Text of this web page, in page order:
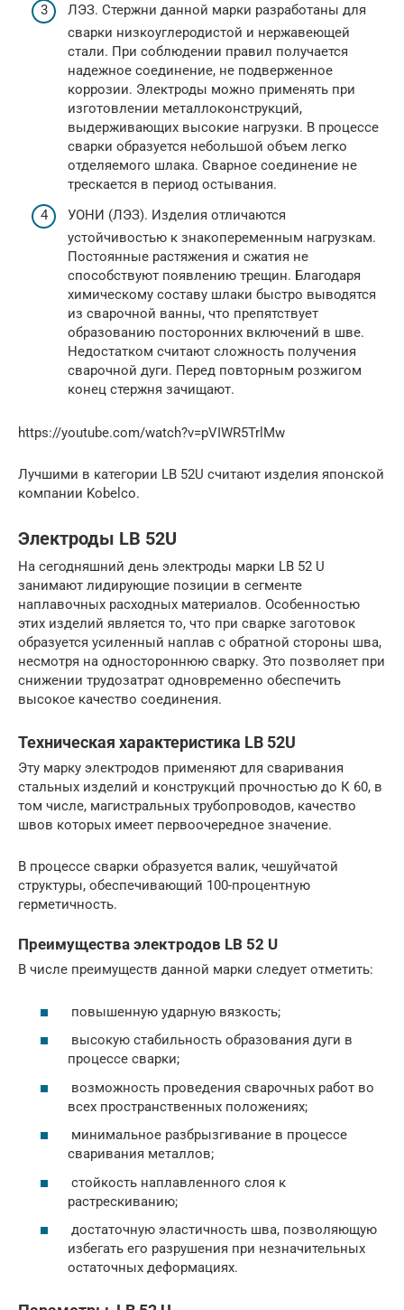
ЛЭЗ. Стержни данной марки разработаны для
сварки низкоуглеродистой и нержавеющей
стали. При соблюдении правил получается
надежное соединение, не подверженное
коррозии. Электроды можно применять при
изготовлении металлоконструкций,
выдерживающих высокие нагрузки. В процессе
сварки образуется небольшой объем легко
отделяемого шлака. Сварное соединение не
трескается в период остывания.
УОНИ (ЛЭЗ). Изделия отличаются
устойчивостью к знакопеременным нагрузкам.
Постоянные растяжения и сжатия не
способствуют появлению трещин. Благодаря
химическому составу шлаки быстро выводятся
из сварочной ванны, что препятствует
образованию посторонних включений в шве.
Недостатком считают сложность получения
сварочной дуги. Перед повторным розжигом
конец стержня зачищают.
https://youtube.com/watch?v=pVIWR5TrlMw
Лучшими в категории LB 52U считают изделия японской
компании Kobelco.
Электроды LB 52U
На сегодняшний день электроды марки LB 52 U
занимают лидирующие позиции в сегменте
наплавочных расходных материалов. Особенностью
этих изделий является то, что при сварке заготовок
образуется усиленный наплав с обратной стороны шва,
несмотря на одностороннюю сварку. Это позволяет при
снижении трудозатрат одновременно обеспечить
высокое качество соединения.
Техническая характеристика LB 52U
Эту марку электродов применяют для сваривания
стальных изделий и конструкций прочностью до К 60, в
том числе, магистральных трубопроводов, качество
швов которых имеет первоочередное значение.
В процессе сварки образуется валик, чешуйчатой
структуры, обеспечивающий 100-процентную
герметичность.
Преимущества электродов LB 52 U
В числе преимуществ данной марки следует отметить:
повышенную ударную вязкость;
высокую стабильность образования дуги в
процессе сварки;
возможность проведения сварочных работ во
всех пространственных положениях;
минимальное разбрызгивание в процессе
сваривания металлов;
стойкость наплавленного слоя к
растрескиванию;
достаточную эластичность шва, позволяющую
избегать его разрушения при незначительных
остаточных деформациях.